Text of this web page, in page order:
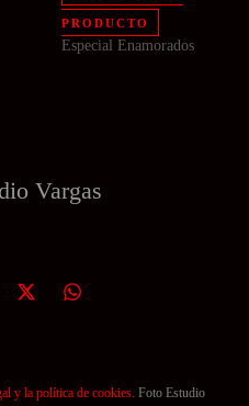
PRODUCTO
Especial Enamorados
Vargas
y la política de cookies. Foto Estudio